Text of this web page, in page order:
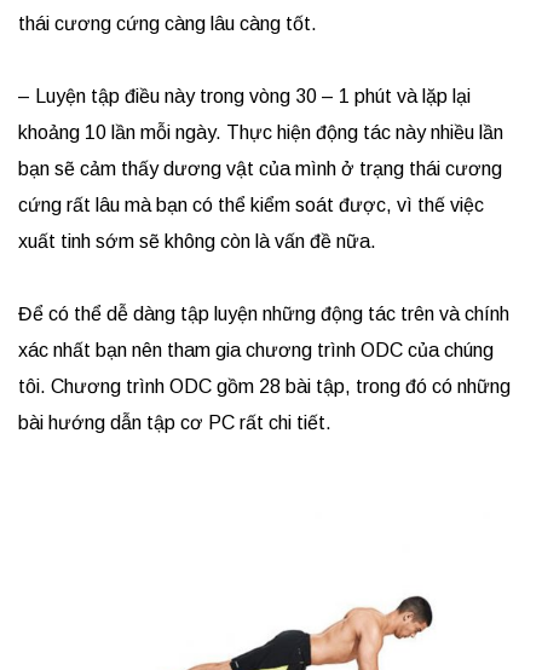
thái cương cứng càng lâu càng tốt.
– Luyện tập điều này trong vòng 30 – 1 phút và lặp lại
khoảng 10 lần mỗi ngày. Thực hiện động tác này nhiều lần
bạn sẽ cảm thấy dương vật của mình ở trạng thái cương
cứng rất lâu mà bạn có thể kiểm soát được, vì thế việc
xuất tinh sớm sẽ không còn là vấn đề nữa.
Để có thể dễ dàng tập luyện những động tác trên và chính
xác nhất bạn nên tham gia chương trình ODC của chúng
tôi. Chương trình ODC gồm 28 bài tập, trong đó có những
bài hướng dẫn tập cơ PC rất chi tiết.